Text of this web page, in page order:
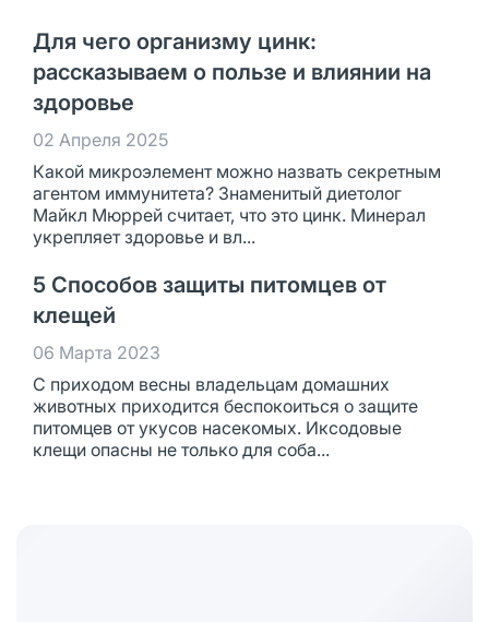
Для чего организму цинк:
рассказываем о пользе и влиянии на
здоровье
02 Апреля 2025
Какой микроэлемент можно назвать секретным
агентом иммунитета? Знаменитый диетолог
Майкл Мюррей считает, что это цинк. Минерал
укрепляет здоровье и вл...
5 Способов защиты питомцев от
клещей
06 Марта 2023
С приходом весны владельцам домашних
животных приходится беспокоиться о защите
питомцев от укусов насекомых. Иксодовые
клещи опасны не только для соба...